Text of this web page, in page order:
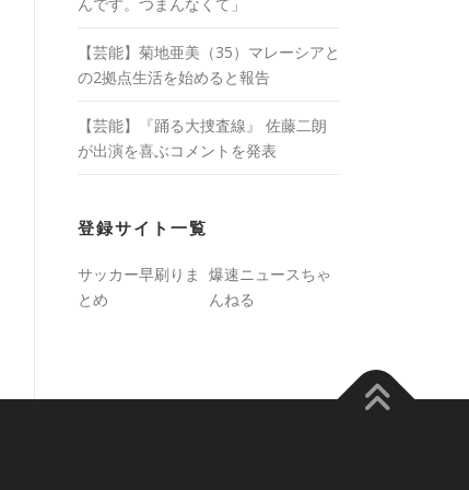
【芸能】菊地亜美（35）マレーシアと
の2拠点生活を始めると報告
【芸能】『踊る大捜査線』 佐藤二朗
が出演を喜ぶコメントを発表
登録サイト一覧
サッカー早刷りま
とめ
爆速ニュースちゃ
んねる